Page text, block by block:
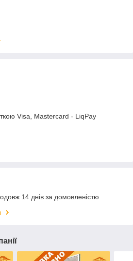
Visa, Mastercard - LiqPay
14 днів за домовленістю